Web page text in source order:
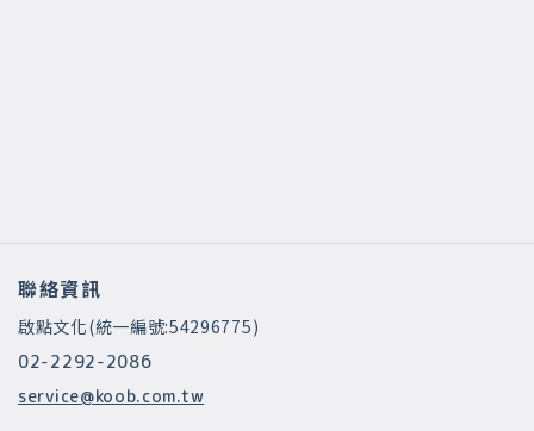
聯絡資訊
啟點文化(統一編號:54296775)
02-2292-2086
service@koob.com.tw